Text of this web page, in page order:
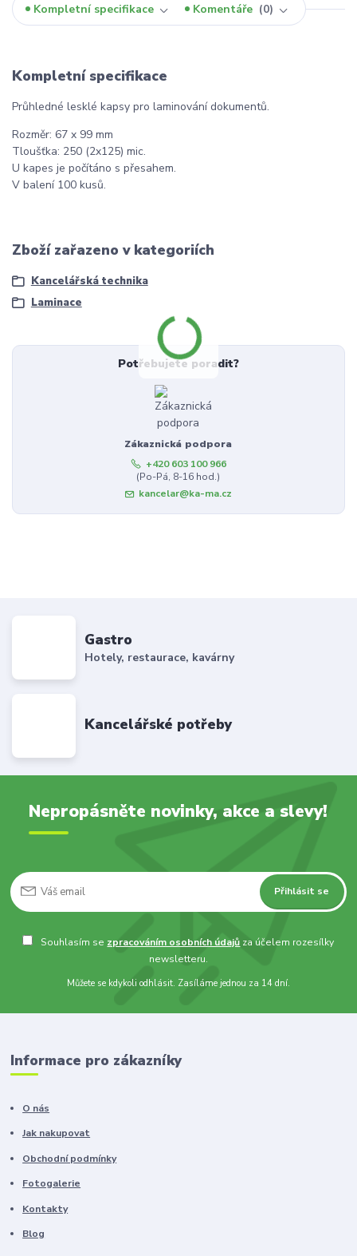
Kompletní specifikace Komentáře 0
Kompletní specifikace
Průhledné lesklé kapsy pro laminování dokumentů.
Rozměr: 67 x 99 mm
Tloušťka: 250 (2x125) mic.
U kapes je počítáno s přesahem.
V balení 100 kusů.
Zboží zařazeno v kategoriích
Kancelářská technika
Laminace
Potřebujete poradit?
Zákaznická podpora
+420 603 100 966
(Po-Pá, 8-16 hod.)
kancelar@ka-ma.cz
Gastro
Hotely, restaurace, kavárny
Kancelářské potřeby
Nepropásněte novinky, akce a slevy!
Přihlásit se
Souhlasím se zpracováním osobních údajů za účelem rozesílky
newsletteru.
Můžete se kdykoli odhlásit. Zasíláme jednou za 14 dní.
Informace pro zákazníky
O nás
Jak nakupovat
Obchodní podmínky
Fotogalerie
Kontakty
Blog